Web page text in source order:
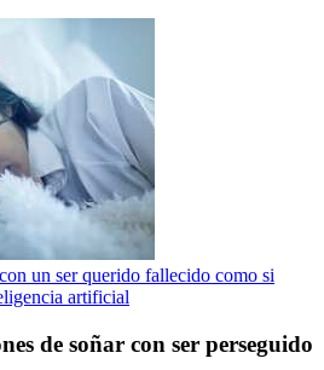
un ser querido fallecido como si
artificial
de soñar con ser perseguido